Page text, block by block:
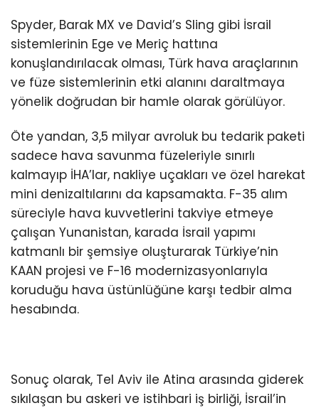
Spyder, Barak MX ve David’s Sling gibi İsrail
sistemlerinin Ege ve Meriç hattına
konuşlandırılacak olması, Türk hava araçlarının
ve füze sistemlerinin etki alanını daraltmaya
yönelik doğrudan bir hamle olarak görülüyor.
Öte yandan, 3,5 milyar avroluk bu tedarik paketi
sadece hava savunma füzeleriyle sınırlı
kalmayıp İHA’lar, nakliye uçakları ve özel harekat
mini denizaltılarını da kapsamakta. F-35 alım
süreciyle hava kuvvetlerini takviye etmeye
çalışan Yunanistan, karada İsrail yapımı
katmanlı bir şemsiye oluşturarak Türkiye’nin
KAAN projesi ve F-16 modernizasyonlarıyla
koruduğu hava üstünlüğüne karşı tedbir alma
hesabında.
Sonuç olarak, Tel Aviv ile Atina arasında giderek
sıkılaşan bu askeri ve istihbari iş birliği, İsrail’in